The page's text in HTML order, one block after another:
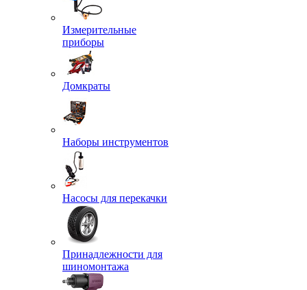
Измерительные
приборы
Домкраты
Наборы инструментов
Насосы для перекачки
Принадлежности для
шиномонтажа